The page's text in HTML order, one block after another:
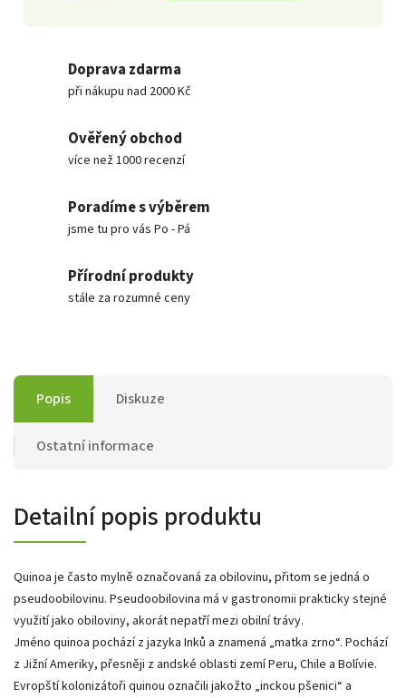
Doprava zdarma
při nákupu nad 2000 Kč
Ověřený obchod
více než 1000 recenzí
Poradíme s výběrem
jsme tu pro vás Po - Pá
Přírodní produkty
stále za rozumné ceny
Popis Diskuze
Ostatní informace
Detailní popis produktu
Quinoa je často mylně označovaná za obilovinu, přitom se jedná o
pseudoobilovinu. Pseudoobilovina má v gastronomii prakticky stejné
využití jako obiloviny, akorát nepatří mezi obilní trávy.
Jméno quinoa pochází z jazyka Inků a znamená „matka zrno“. Pochází
z Jižní Ameriky, přesněji z andské oblasti zemí Peru, Chile a Bolívie.
Evropští kolonizátoři quinou označili jakožto „inckou pšenici“ a